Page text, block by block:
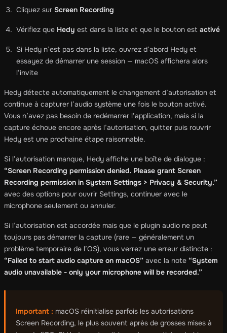
Cliquez sur Screen Recording
Vérifiez que Hedy est dans la liste et que le bouton est activé
Si Hedy n’est pas dans la liste, ouvrez d’abord Hedy et
essayez de démarrer une session — macOS affichera alors
l’invite
Hedy détecte automatiquement le changement d’autorisation et
continue à capturer l’audio système une fois le bouton activé.
Vous n’avez pas besoin de redémarrer l’application, mais si la
capture échoue encore après l’autorisation, quitter puis rouvrir
Hedy est une prochaine étape raisonnable.
Si l’autorisation manque, Hedy affiche une boîte de dialogue :
“Screen Recording permission denied. Please grant Screen
Recording permission in System Settings > Privacy & Security.”
avec des options pour ouvrir Settings, continuer avec le
microphone seulement ou annuler.
Si l’autorisation est accordée mais que le plugin audio ne peut
toujours pas démarrer la capture (rare — généralement un
problème temporaire de l’OS), vous verrez une erreur distincte :
“Failed to start audio capture on macOS” avec la note “System
audio unavailable - only your microphone will be recorded.”
Important : macOS réinitialise parfois les autorisations
Screen Recording, le plus souvent après de grosses mises à